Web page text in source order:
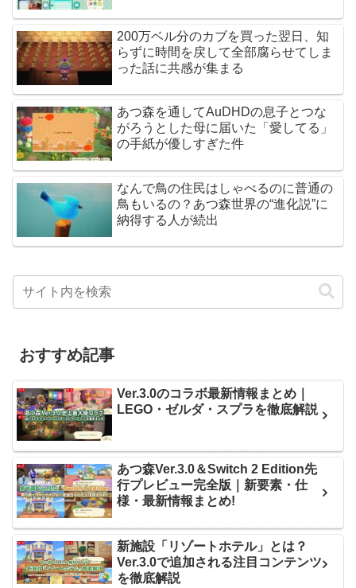
200万ベル分のカブを買った翌日、知
らずに時間を戻して全部腐らせてしま
った話に共感が集まる
あつ森を通してAuDHDの息子とつな
がろうとした母に届いた「愛してる」
の手紙が優しすぎた件
なんで鳥の住民はしゃべるのに普通の
鳥もいるの？あつ森世界の“進化説”に
納得する人が続出
おすすめ記事
Ver.3.0のコラボ最新情報まとめ｜
LEGO・ゼルダ・スプラを徹底解説
あつ森Ver.3.0＆Switch 2 Edition先
行プレビュー完全版｜新要素・仕
様・最新情報まとめ!
新施設「リゾートホテル」とは？
Ver.3.0で追加される注目コンテンツ
を徹底解説